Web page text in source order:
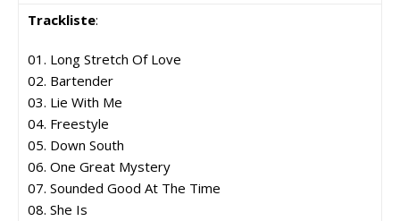
Trackliste:
01. Long Stretch Of Love
02. Bartender
03. Lie With Me
04. Freestyle
05. Down South
06. One Great Mystery
07. Sounded Good At The Time
08. She Is